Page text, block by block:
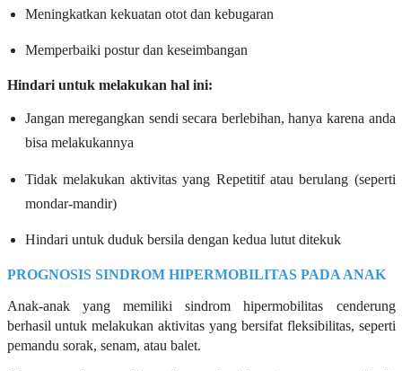
Meningkatkan kekuatan otot dan kebugaran
Memperbaiki postur dan keseimbangan
Hindari untuk melakukan hal ini:
Jangan meregangkan sendi secara berlebihan, hanya karena anda
bisa melakukannya
Tidak melakukan aktivitas yang Repetitif atau berulang (seperti
mondar-mandir)
Hindari untuk duduk bersila dengan kedua lutut ditekuk
PROGNOSIS SINDROM HIPERMOBILITAS PADA ANAK
Anak-anak yang memiliki sindrom hipermobilitas cenderung
berhasil untuk melakukan aktivitas yang bersifat fleksibilitas, seperti
pemandu sorak, senam, atau balet.